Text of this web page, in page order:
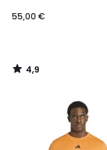
55,00 €
4,9
/